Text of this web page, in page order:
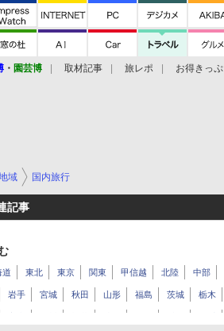
・ 園芸博 取材記事 旅レポ お得きっぷ
域 国内旅行
記事
道 東北 東京 関東 甲信越 北陸 中部
岩手 宮城 秋田 山形 福島 茨城 栃木